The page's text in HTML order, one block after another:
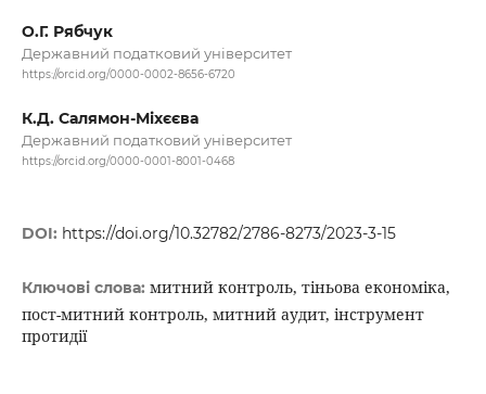
О.Г. Рябчук
Державний податковий університет
https://orcid.org/0000-0002-8656-6720
К.Д. Салямон-Міхєєва
Державний податковий університет
https://orcid.org/0000-0001-8001-0468
DOI: https://doi.org/10.32782/2786-8273/2023-3-15
Ключові слова: митний контроль, тіньова економіка,
пост-митний контроль, митний аудит, інструмент
протидії